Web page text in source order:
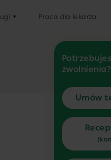
Praca dla lekarza
zwolnienia?
Umów